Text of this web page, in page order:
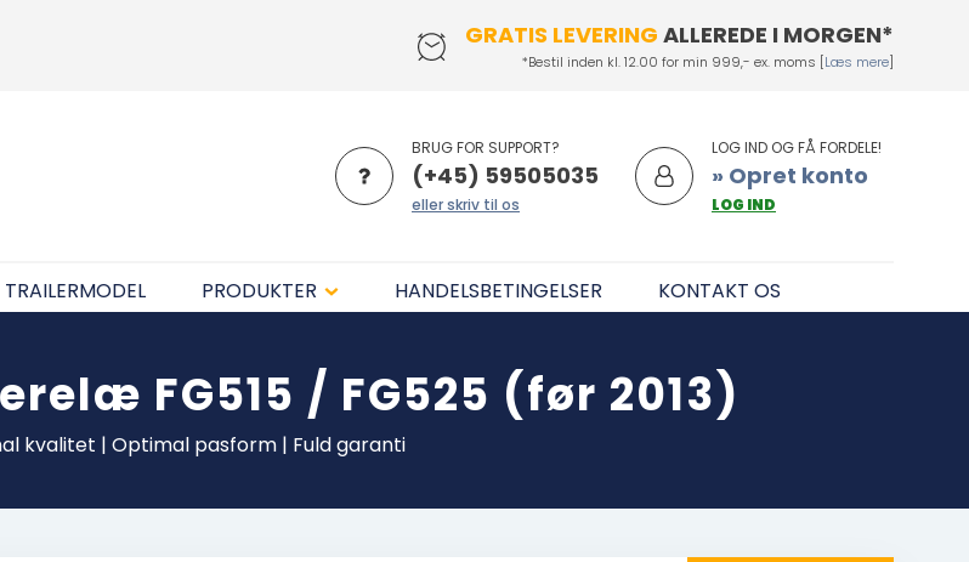
GRATIS LEVERING ALLEREDE I MORGEN*
*Bestil inden kl. 12.00 for min 999,- ex. moms [Læs mere]
BRUG FOR SUPPORT?
(+45) 59505035
eller skriv til os
LOG IND OG FÅ FORDELE!
» Opret konto
LOG IND
PRODUKTER HANDELSBETINGELSER KONTAKT OS
FG515 / FG525 (før 2013)
kvalitet | Optimal pasform | Fuld garanti